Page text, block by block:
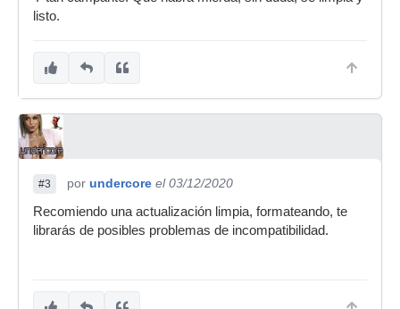
listo.
#3 por undercore el 03/12/2020
Recomiendo una actualización limpia, formateando, te
librarás de posibles problemas de incompatibilidad.